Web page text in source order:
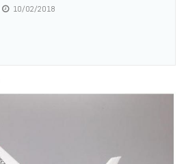
10/02/2018